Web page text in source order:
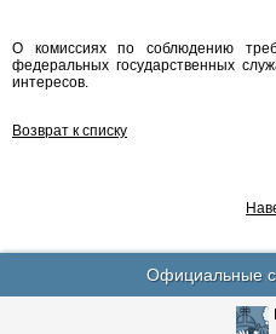
О комиссиях по соблюдению
федеральных государственных
интересов.
Возврат к списку
Официальные